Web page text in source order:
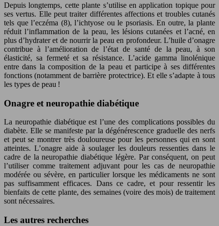
Depuis longtemps, cette plante s’utilise en application topique pour
ses vertus. Elle peut traiter différentes affections et troubles cutanés
tels que l’eczéma (8), l’ichtyose ou le psoriasis. En outre, la plante
réduit l’inflammation de la peau, les lésions cutanées et l’acné, en
plus d’hydrater et de nourrir la peau en profondeur. L’huile d’onagre
contribue à l’amélioration de l’état de santé de la peau, à son
élasticité, sa fermeté et sa résistance. L’acide gamma linolénique
entre dans la composition de la peau et participe à ses différentes
fonctions (notamment de barrière protectrice). Et elle s’adapte à tous
les types de peau !
Onagre et neuropathie diabétique
La neuropathie diabétique est l’une des complications possibles du
diabète. Elle se manifeste par la dégénérescence graduelle des nerfs
et peut se montrer très douloureuse pour les personnes qui en sont
atteintes. L’onagre aide à soulager les douleurs ressenties dans le
cadre de la neuropathie diabétique légère. Par conséquent, on peut
l’utiliser comme traitement adjuvant pour les cas de neuropathie
modérée ou sévère, en particulier lorsque les médicaments ne sont
pas suffisamment efficaces. Dans ce cadre, et pour ressentir les
bienfaits de cette plante, des semaines (voire des mois) de traitement
sont nécessaires.
Les autres recherches